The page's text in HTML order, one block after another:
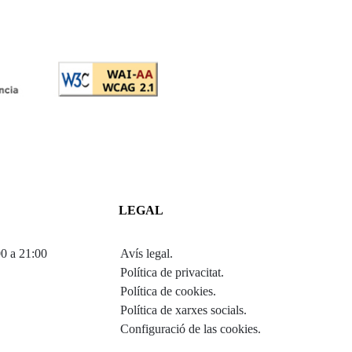
a 21:00
LEGAL
Avís legal.
Política de privacitat.
Política de cookies.
Política de xarxes socials.
Configuració de las cookies.